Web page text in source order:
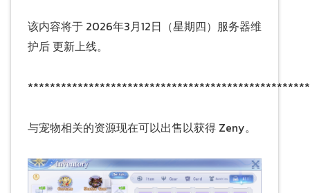
该内容将于 2026年3月12日（星期四）服务器维
护后 更新上线。
与宠物相关的资源现在可以出售以获得 Zeny。